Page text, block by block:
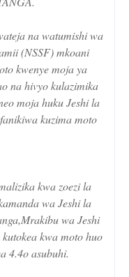
na watumishi wa
(NSSF) mkoani
kwenye moja ya
na hivyo kulazimika
moja huku Jeshi la
kuzima moto
kwa zoezi la
wa Jeshi la
wa Jeshi
kwa moto huo
4.4o asubuhi.